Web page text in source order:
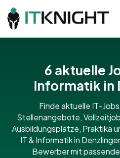
6 aktuelle
Informatik in
Finde aktuelle IT-
Stellenangebote,
Ausbildungsplätze, Praktika
IT & Informatik in
Bewerber mit